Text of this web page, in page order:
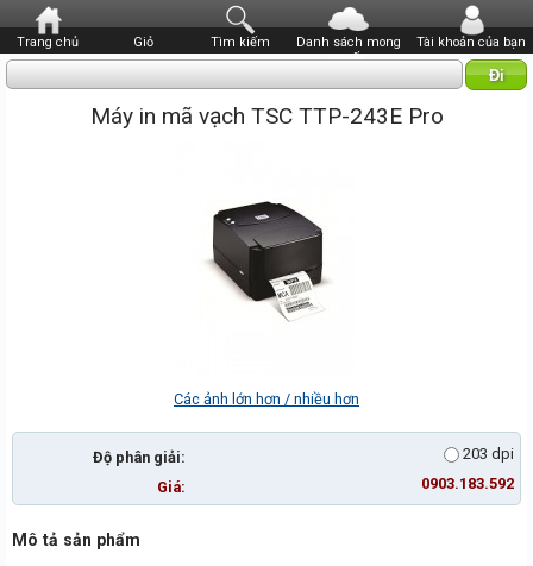
Trang chủ Giỏ Tìm kiếm
Danh sách mong
muốn
Tài khoản của bạn
Máy in mã vạch TSC TTP-243E Pro
Các ảnh lớn hơn / nhiều hơn
Độ phân giải:
203 dpi
Giá:
0903.183.592
Mô tả sản phẩm